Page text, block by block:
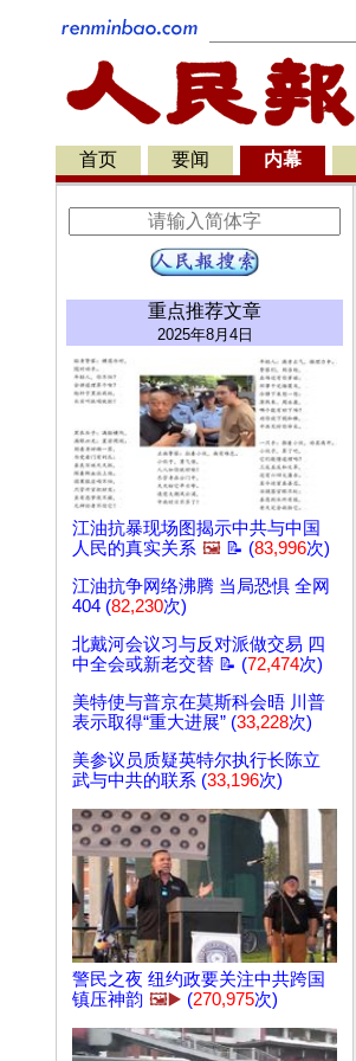
首页 要闻 内幕
重点推荐文章
2025年8月4日
江油抗暴现场图揭示中共与中国
人民的真实关系 🖼️ 📝 (83,996次)
江油抗争网络沸腾 当局恐惧 全网
404 (82,230次)
北戴河会议习与反对派做交易 四
中全会或新老交替 📝 (72,474次)
美特使与普京在莫斯科会晤 川普
表示取得“重大进展” (33,228次)
美参议员质疑英特尔执行长陈立
武与中共的联系 (33,196次)
警民之夜 纽约政要关注中共跨国
镇压神韵 🖼️▶️ (270,975次)